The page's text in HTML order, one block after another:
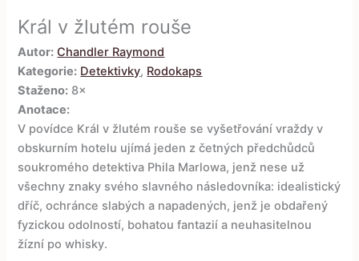
Král v žlutém rouše
Autor: Chandler Raymond
Kategorie: Detektivky, Rodokaps
Staženo: 8×
Anotace:
V povídce Král v žlutém rouše se vyšetřování vraždy v
obskurním hotelu ujímá jeden z četných předchůdců
soukromého detektiva Phila Marlowa, jenž nese už
všechny znaky svého slavného následovníka: idealistický
dříč, ochránce slabých a napadených, jenž je obdařený
fyzickou odolností, bohatou fantazií a neuhasitelnou
žízní po whisky.